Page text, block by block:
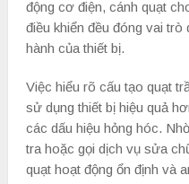
động cơ điện, cánh quạt
điều khiển đều đóng vai
hành của thiết bị.
Việc hiểu rõ cấu tạo quạt
sử dụng thiết bị hiệu quả
các dấu hiệu hỏng hóc.
tra hoặc gọi dịch vụ sửa
quạt hoạt động ổn định và